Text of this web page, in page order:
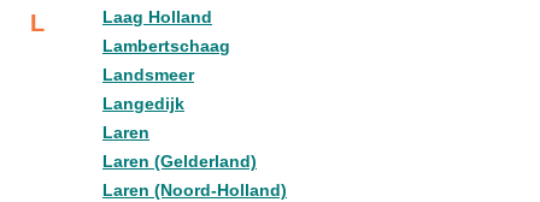
L
Laag Holland
Lambertschaag
Landsmeer
Langedijk
Laren
Laren (Gelderland)
Laren (Noord-Holland)